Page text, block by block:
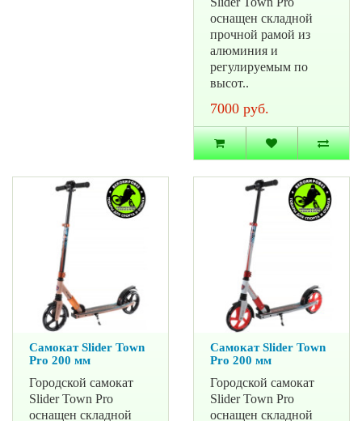
оснащен складной
прочной рамой из
алюминия и
регулируемым по
высот..
7000 руб.
Самокат Slider Town
Pro 200 мм
Городской самокат
Slider Town Pro
оснащен складной
Самокат Slider Town
Pro 200 мм
Городской самокат
Slider Town Pro
оснащен складной